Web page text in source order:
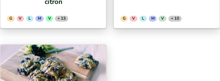
G V L M V + 13 G V L M V + 10